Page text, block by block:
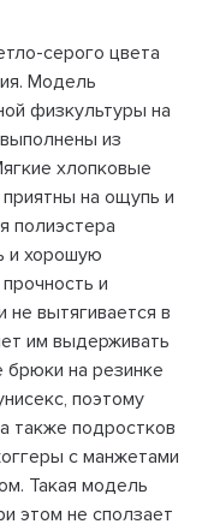
серого цвета
Модель
физкультуры на
из
хлопковые
на ощупь и
полиэстера
и хорошую
и
вытягивается в
им выдерживать
брюки на резинке
поэтому
также подростков
с манжетами
Такая модель
этом не сползает